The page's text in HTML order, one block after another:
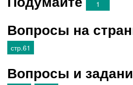
1
Вопросы на
стр.61
Вопросы и